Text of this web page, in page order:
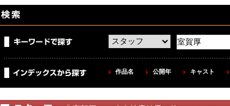
作品名 公開年 キャスト